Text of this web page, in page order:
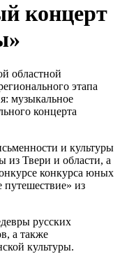
концерт
областной
этапа
музыкальное
концерта
и культуры
из Твери и области, а
конкурса юных
из
русских
а также
культуры.